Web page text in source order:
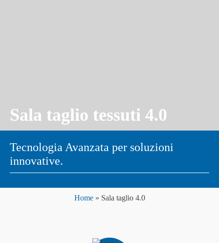
Sala taglio tessuti 4.0
Tecnologia Avanzata per soluzioni
innovative.
Home» Sala taglio 4.0